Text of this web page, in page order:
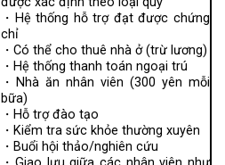
・Hệ thống hỗ trợ đạt được chứng
chỉ
・Có thể cho thuê nhà ở (trừ lương)
・Hệ thống thanh toán ngoại trú
・Nhà ăn nhân viên (300 yên mỗi
bữa)
・Hỗ trợ đào tạo
・Kiểm tra sức khỏe thường xuyên
・Buổi hội thảo/nghiên cứu